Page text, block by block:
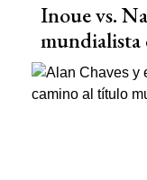
Inoue vs.
mundialista